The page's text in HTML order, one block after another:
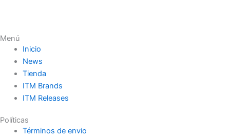
Menú
Inicio
News
Tienda
ITM Brands
ITM Releases
Políticas
Términos de envio